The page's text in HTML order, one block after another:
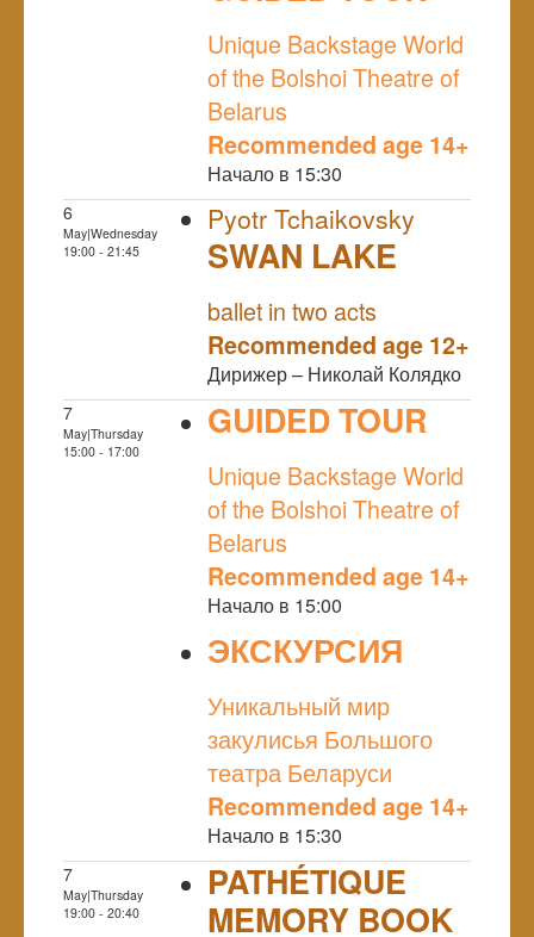
Unique Backstage World
of the Bolshoi Theatre of
Belarus
Recommended age 14+
Начало в 15:30
6
May|Wednesday
19:00 - 21:45
Pyotr Tchaikovsky
SWAN LAKE
ballet in two acts
Recommended age 12+
Дирижер – Николай Колядко
7
May|Thursday
15:00 - 17:00
GUIDED TOUR
Unique Backstage World
of the Bolshoi Theatre of
Belarus
Recommended age 14+
Начало в 15:00
ЭКСКУРСИЯ
Уникальный мир
закулисья Большого
театра Беларуси
Recommended age 14+
Начало в 15:30
7
May|Thursday
19:00 - 20:40
PATHÉTIQUE
MEMORY BOOK